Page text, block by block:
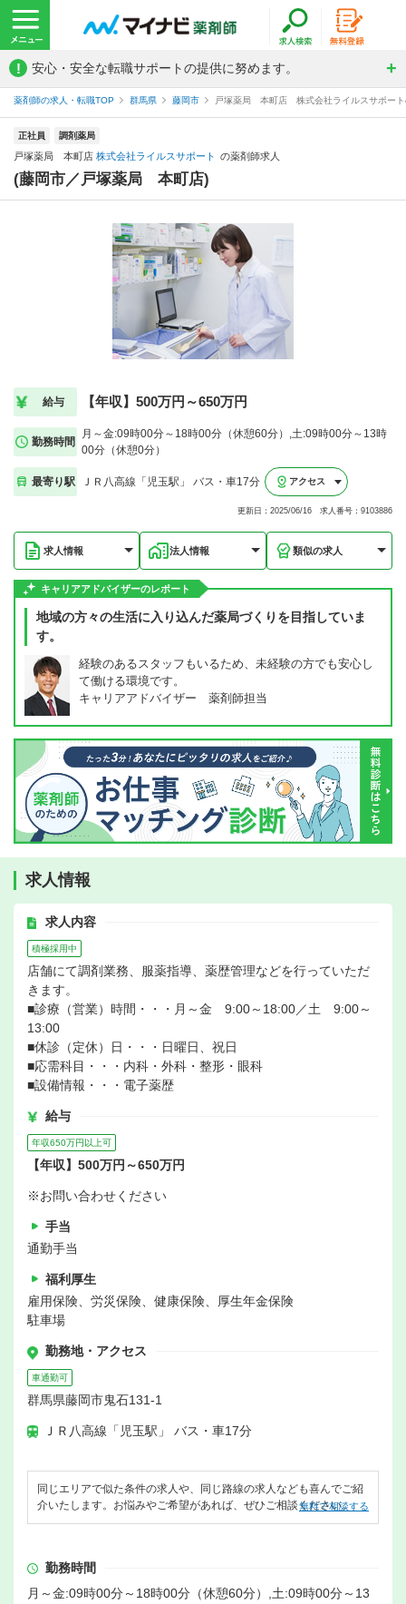
! 安心・安全な転職サポートの提供に努めます。
薬剤師の求人・転職TOP 群馬県 藤岡市 戸塚薬局 本町店 株式会社ライルスサポート
正社員 調剤薬局
戸塚薬局 本町店 株式会社ライルスサポート の薬剤師求人
(藤岡市／戸塚薬局 本町店)
給与 【年収】500万円～650万円
勤務時間
月～金:09時00分～18時00分（休憩60分）,土:09時00分～13時
00分（休憩0分）
最寄り駅 ＪＲ八高線「児玉駅」 バス・車17分 アクセス
更新日：2025/06/16 求人番号：9103886
求人情報 法人情報 類似の求人
キャリアアドバイザーのレポート
地域の方々の生活に入り込んだ薬局づくりを目指していま
す。
経験のあるスタッフもいるため、未経験の方でも安心し
て働ける環境です。
キャリアアドバイザー 薬剤師担当
求人情報
求人内容
積極採用中
店舗にて調剤業務、服薬指導、薬歴管理などを行っていただ
きます。
■診療（営業）時間・・・月～金 9:00～18:00／土 9:00～
13:00
■休診（定休）日・・・日曜日、祝日
■応需科目・・・内科・外科・整形・眼科
■設備情報・・・電子薬歴
給与
年収650万円以上可
【年収】500万円～650万円
※お問い合わせください
手当
通勤手当
福利厚生
雇用保険、労災保険、健康保険、厚生年金保険
駐車場
勤務地・アクセス
車通勤可
群馬県藤岡市鬼石131-1
ＪＲ八高線「児玉駅」 バス・車17分
同じエリアで似た条件の求人や、同じ路線の求人なども喜んでご紹
介いたします。お悩みやご希望があれば、ぜひご相談ください。
無料で相談する
勤務時間
月～金:09時00分～18時00分（休憩60分）,土:09時00分～13